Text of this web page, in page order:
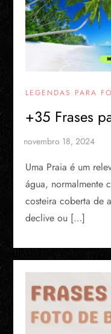
LEGENDAS PARA
+35 Frases
Uma Praia é um
água, normalmente
costeira coberta de
declive ou […]